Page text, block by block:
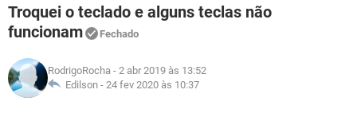
INSTAGRAM GMAIL
GUIA DE COMPRAS
OUTLOOK
GUIA DE COMPRAS
JOGOS WHATSAPP
CELULAR
OUTLOOK EXCEL
INSTAGRAM
FÓRUM
CELULAR FACEBOOK
GLOSSÁRIO
JOGOS
Troquei o teclado e alguns teclas não
funcionam
Fechado
RodrigoRocha - 2 abr 2019 às 13:52
Edilson - 24 fev 2020 às 10:37